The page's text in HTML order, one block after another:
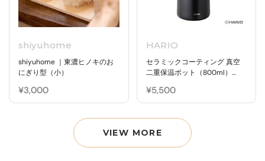
shiyuhome
shiyuhome ｜東濃ヒノキのお
にぎり型（小）
¥3,000
HARIO
セラミックコーティング 真空
二重保温ポット（800ml）
¥5,500
VIEW MORE